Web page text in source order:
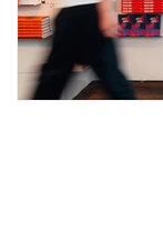
更難複製，也更
@sumimrk
這是我
最近的媒體最愛